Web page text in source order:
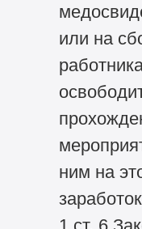
или на
ним на